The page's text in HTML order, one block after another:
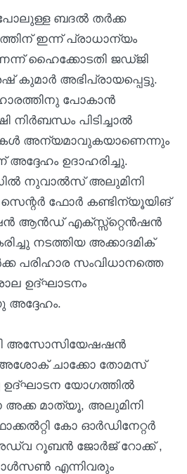
പോലുള്ള ബദൽ തർക്ക
ഇന്ന് പ്രാധാന്യം
ഹൈക്കോടതി ജഡ്ജി
കുമാർ അഭിപ്രായപ്പെട്ടു.
പോകാൻ
നിർബന്ധം പിടിച്ചാൽ
അന്യമാവുകയാണെന്നും
ഉദാഹരിച്ചു.
നുവാൽസ് അലുമിനി
ഫോർ കണ്ടിന്യൂയിങ്
ആൻഡ് എക്സ്സ്‌റ്റെൻഷൻ
നടത്തിയ അക്കാദമിക്
പരിഹാര സംവിധാനത്തെ
ഉദ്ഘാടനം
അസോസിയേഷഷൻ
ചാക്കോ തോമസ്
ഉദ്ഘാടന യോഗത്തിൽ
അക്ക മാത്യൂ, അലുമിനി
കോ ഓർഡിനേറ്റർ
റൂബൻ ജോർജ് റോക്ക് ,
എന്നിവരും